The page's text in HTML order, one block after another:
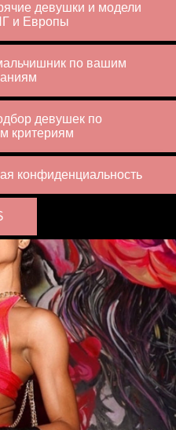
девушки и модели
и Европы
по вашим
девушек по
критериям
конфиденциальность